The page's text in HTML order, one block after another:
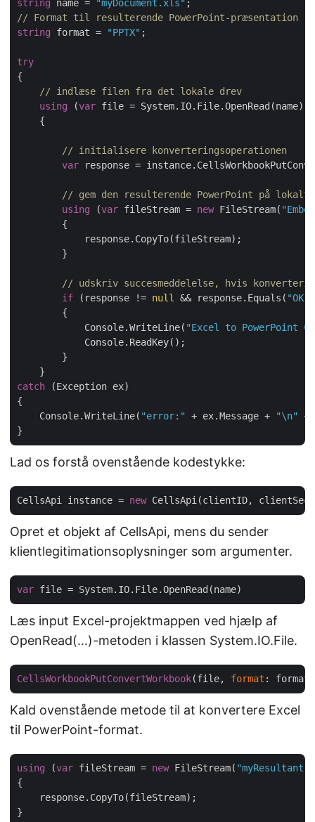
string name = "myDocument.xls"
// Format til resulterende PowerPoint-præsentation
string format = "PPTX" ;
try
{
// indlæse filen fra det lokale drev
using (var file = System.IO.File.OpenRead(name))
    {
// initialisere konverteringsoperationen
var response =
// gem den resulterende PowerPoint på lokalt
using (var fileStream = new FileStream(
        {
            response.CopyTo(fileStream);
        }
// udskriv succesmeddelelse, hvis
if (response != null && response.Equals( "OK"
        {
            Console.WriteLine(
"Excel to PowerPoint
            Console.ReadKey();
        }
catch (Exception ex)
{
    Console.WriteLine(
"error:" + ex.Message + "\n"
+
Lad os forstå ovenstående kodestykke:
CellsApi instance = new
Opret et objekt af CellsApi, mens du sender
klientlegitimationsoplysninger som argumenter.
var
Læs input Excel-projektmappen ved hjælp af
OpenRead(…)-metoden i klassen System.IO.File.
CellsWorkbookPutConvertWorkbook(file, format :
Kald ovenstående metode til at konvertere Excel
til PowerPoint-format.
using (var fileStream = new FileStream(
{
    response.CopyTo(fileStream);